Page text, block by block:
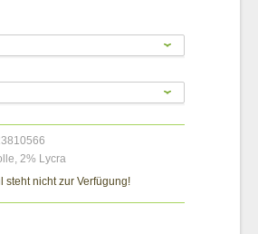
2% Lycra
steht nicht zur Verfügung!